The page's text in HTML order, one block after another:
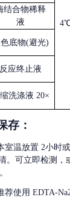
结合物稀释
液
底物(避光)
反应终止液
洗涤液 20×
存 ：
室温放置 2小时
。可立即检测，
荐使用 EDTA-